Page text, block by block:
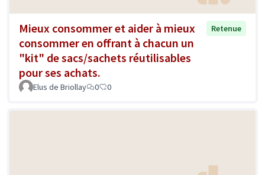
Mieux consommer et aider à mieux
consommer en offrant à chacun un
"kit" de sacs/sachets réutilisables
pour ses achats.
Retenue
Elus de Briollay 0 0